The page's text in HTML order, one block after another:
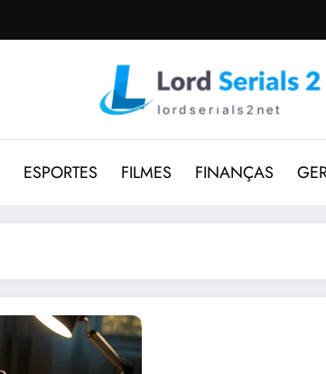
ESPORTES FILMES FINANÇAS